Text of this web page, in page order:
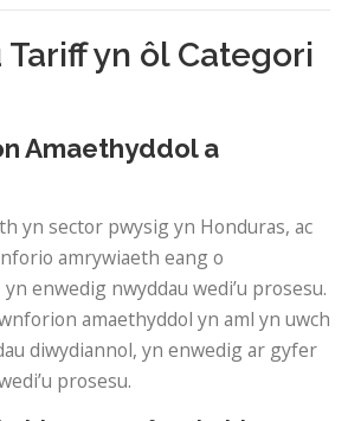
yn ôl Categori
Amaethyddol a
yn sector pwysig yn Honduras, ac
amrywiaeth eang o
enwedig nwyddau wedi’u prosesu.
amaethyddol yn aml yn uwch
diwydiannol, yn enwedig ar gyfer
prosesu.